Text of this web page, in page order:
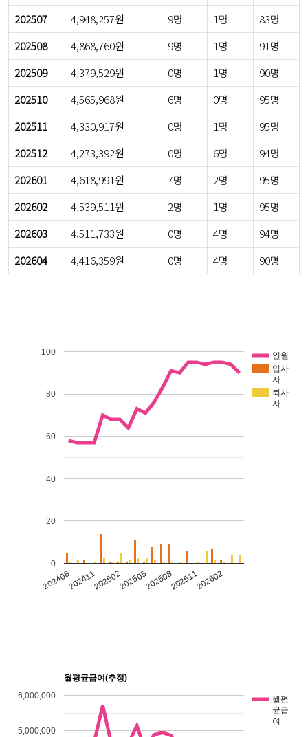
202507
4,948,257원 9명 1명
83명
202508
4,868,760원 9명 1명
91명
202509
4,379,529원 0명 1명
90명
202510
4,565,968원 6명 0명
95명
202511
4,330,917원 0명 1명
95명
202512
4,273,392원 0명 6명
94명
202601
4,618,991원 7명 2명
95명
202602
4,539,511원 2명 1명
95명
202603
4,511,733원 0명 4명
94명
202604
4,416,359원 0명 4명 90명
인원
입사
자
퇴사
자
202408202411202502202505202508202511202602
0
20
40
60
80
100
월평균급여(추정)
월평
균급
여
5,000,000
6,000,000